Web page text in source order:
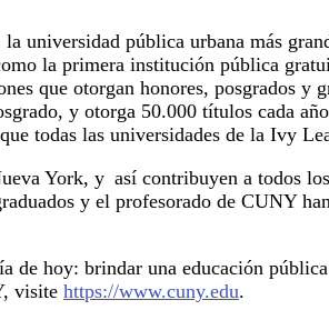
universidad pública urbana más
la primera institución pública
que otorgan honores, posgrados
y otorga 50.000 títulos cada
todas las universidades de la Ivy
York, y así contribuyen a todos
y el profesorado de CUNY
hoy: brindar una educación
visite https://www.cuny.edu.